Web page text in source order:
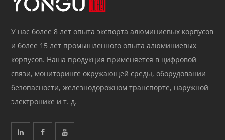
У нас более 8 лет опыта экспорта алюминиевых корпусов
и более 15 лет промышленного опыта алюминиевых
корпусов. Наша продукция применяется в цифровой
связи, мониторинге окружающей среды, оборудовании
безопасности, железнодорожном транспорте, наружной
электронике и т. д.